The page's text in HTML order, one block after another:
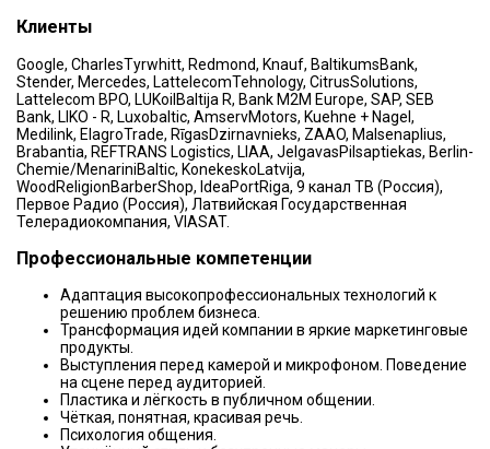
Клиенты
Google, CharlesTyrwhitt, Redmond, Knauf, BaltikumsBank,
Stender, Mercedes, LattelecomTehnology, CitrusSolutions,
Lattelecom BPO, LUKoilBaltija R, Bank M2M Europe, SAP, SEB
Bank, LIKO - R, Luxobaltic, AmservMotors, Kuehne + Nagel,
Medilink, ElagroTrade, RīgasDzirnavnieks, ZAAO, Malsenaplius,
Brabantia, REFTRANS Logistics, LIAA, JelgavasPilsaptiekas, Berlin-
Chemie/MenariniBaltic, KonekeskoLatvija,
WoodReligionBarberShop, IdeaPortRiga, 9 канал ТВ (Россия),
Первое Радио (Россия), Латвийская Государственная
Телерадиокомпания, VIASAT.
Профессиональные компетенции
Адаптация высокопрофессиональных технологий к
решению проблем бизнеса.
Трансформация идей компании в яркие маркетинговые
продукты.
Выступления перед камерой и микрофоном. Поведение
на сцене перед аудиторией.
Пластика и лёгкость в публичном общении.
Чёткая, понятная, красивая речь.
Психология общения.